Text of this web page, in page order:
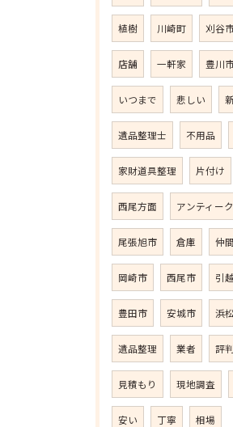
植樹 川崎町 刈谷
店舗 一軒家 豊川
いつまで 悲しい
遺品整理士 不用品
家財道具整理 片付け
西尾方面 アンティーク
尾張旭市 倉庫 仲間
岡崎市 西尾市 引
豊田市 安城市 浜
遺品整理 業者 評判
見積もり 現地調査
安い 丁寧 相場